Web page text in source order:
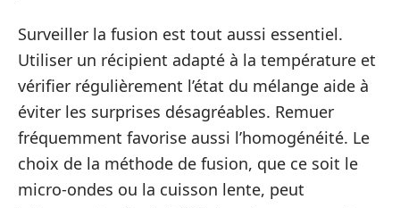
Surveiller la fusion est tout aussi essentiel.
Utiliser un récipient adapté à la température et
vérifier régulièrement l’état du mélange aide à
éviter les surprises désagréables. Remuer
fréquemment favorise aussi l’homogénéité. Le
choix de la méthode de fusion, que ce soit le
micro-ondes ou la cuisson lente, peut